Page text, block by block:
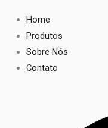
Home
Produtos
Sobre Nós
Contato